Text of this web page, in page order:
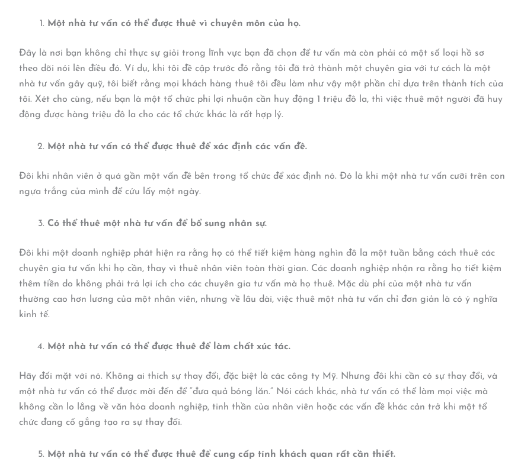
Một nhà tư vấn có thể được thuê vì chuyên môn của họ.
Đây là nơi bạn không chỉ thực sự giỏi trong lĩnh vực bạn đã chọn để tư vấn mà còn phải có một số loại hồ sơ
theo dõi nói lên điều đó. Ví dụ, khi tôi đề cập trước đó rằng tôi đã trở thành một chuyên gia với tư cách là một
nhà tư vấn gây quỹ, tôi biết rằng mọi khách hàng thuê tôi đều làm như vậy một phần chỉ dựa trên thành tích của
tôi. Xét cho cùng, nếu bạn là một tổ chức phi lợi nhuận cần huy động 1 triệu đô la, thì việc thuê một người đã huy
động được hàng triệu đô la cho các tổ chức khác là rất hợp lý.
Một nhà tư vấn có thể được thuê để xác định các vấn đề.
Đôi khi nhân viên ở quá gần một vấn đề bên trong tổ chức để xác định nó. Đó là khi một nhà tư vấn cưỡi trên con
ngựa trắng của mình để cứu lấy một ngày.
Có thể thuê một nhà tư vấn để bổ sung nhân sự.
Đôi khi một doanh nghiệp phát hiện ra rằng họ có thể tiết kiệm hàng nghìn đô la một tuần bằng cách thuê các
chuyên gia tư vấn khi họ cần, thay vì thuê nhân viên toàn thời gian. Các doanh nghiệp nhận ra rằng họ tiết kiệm
thêm tiền do không phải trả lợi ích cho các chuyên gia tư vấn mà họ thuê. Mặc dù phí của một nhà tư vấn
thường cao hơn lương của một nhân viên, nhưng về lâu dài, việc thuê một nhà tư vấn chỉ đơn giản là có ý nghĩa
kinh tế.
Một nhà tư vấn có thể được thuê để làm chất xúc tác.
Hãy đối mặt với nó. Không ai thích sự thay đổi, đặc biệt là các công ty Mỹ. Nhưng đôi khi cần có sự thay đổi, và
một nhà tư vấn có thể được mời đến để “đưa quả bóng lăn.” Nói cách khác, nhà tư vấn có thể làm mọi việc mà
không cần lo lắng về văn hóa doanh nghiệp, tinh thần của nhân viên hoặc các vấn đề khác cản trở khi một tổ
chức đang cố gắng tạo ra sự thay đổi.
Một nhà tư vấn có thể được thuê để cung cấp tính khách quan rất cần thiết.